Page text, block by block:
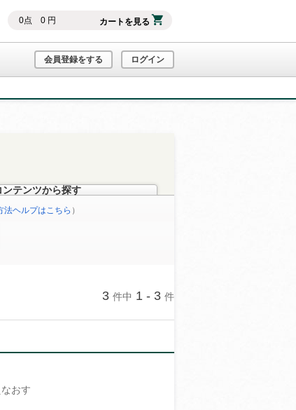
0点 0円 カートを見る
会員登録をする ログイン
ンテンツから探す
法ヘルプはこちら ）
3 件中 1 - 3 件
おす